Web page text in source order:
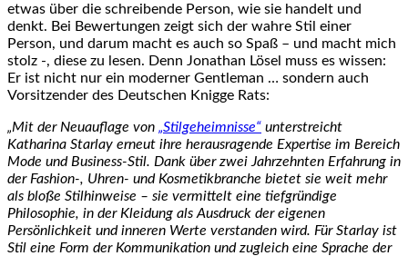
etwas über die schreibende Person, wie sie handelt und
denkt. Bei Bewertungen zeigt sich der wahre Stil einer
Person, und darum macht es auch so Spaß – und macht mich
stolz -, diese zu lesen. Denn Jonathan Lösel muss es wissen:
Er ist nicht nur ein moderner Gentleman … sondern auch
Vorsitzender des Deutschen Knigge Rats:
„Mit der Neuauflage von „Stilgeheimnisse“ unterstreicht
Katharina Starlay erneut ihre herausragende Expertise im Bereich
Mode und Business-Stil. Dank über zwei Jahrzehnten Erfahrung in
der Fashion-, Uhren- und Kosmetikbranche bietet sie weit mehr
als bloße Stilhinweise – sie vermittelt eine tiefgründige
Philosophie, in der Kleidung als Ausdruck der eigenen
Persönlichkeit und inneren Werte verstanden wird. Für Starlay ist
Stil eine Form der Kommunikation und zugleich eine Sprache der